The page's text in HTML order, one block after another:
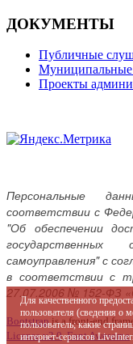
ДОКУМЕНТЫ
Публичные
Муниципальные
Проекты
Персональные
соответствии с
"Об обеспечении
самоуправления" с
в соответствии с
27.07.2006 № 152-ФЗ
Bootstrapis a front-end
License v2.0.Font Awesome
Для качественного
пользователя (сведения о
пользователь; какие
интернет-сервисов